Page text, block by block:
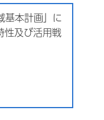
本計画」に
性及び活用戦